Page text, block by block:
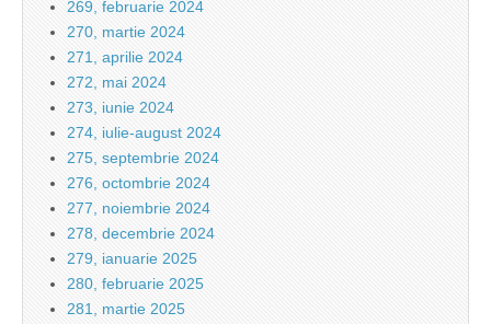
269, februarie 2024
270, martie 2024
271, aprilie 2024
272, mai 2024
273, iunie 2024
274, iulie-august 2024
275, septembrie 2024
276, octombrie 2024
277, noiembrie 2024
278, decembrie 2024
279, ianuarie 2025
280, februarie 2025
281, martie 2025